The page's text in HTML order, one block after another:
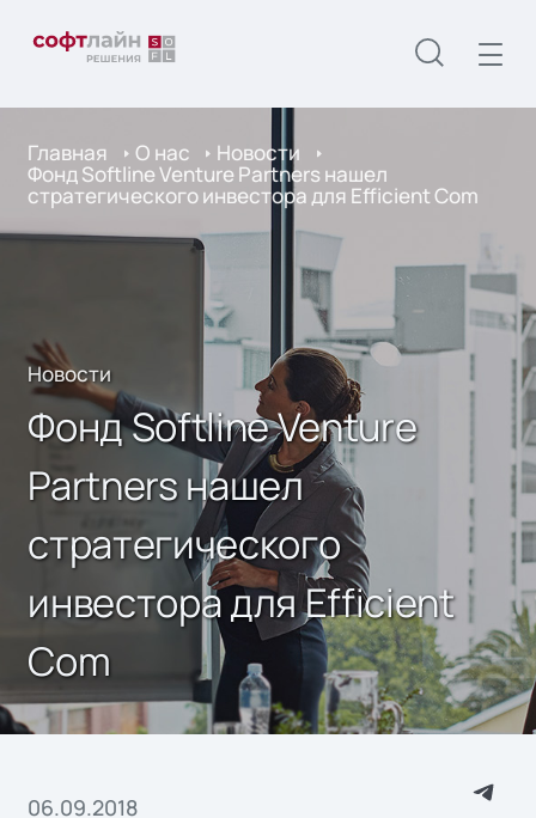
Главная О нас Новости
Фонд Softline Venture Partners нашел
стратегического инвестора для Efficient Com
Новости
Фонд Softline Venture
Partners нашел
стратегического
инвестора для Efficient
Com
06.09.2018